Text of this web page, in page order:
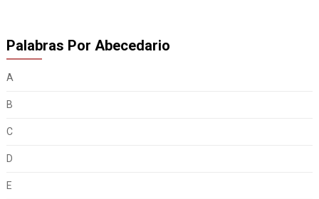
Palabras Por Abecedario
A
B
C
D
E